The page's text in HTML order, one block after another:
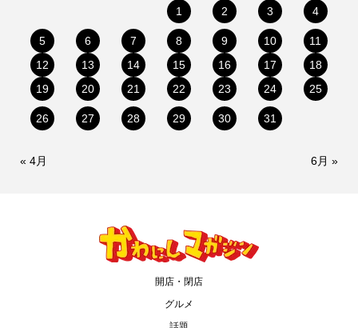
1 2 3 4
5 6 7 8 9 10
11
12
13 14 15 16 17
18
19
20 21 22 23 24 25
26 27 28 29 30 31
« 4月 6月 »
開店・閉店
グルメ